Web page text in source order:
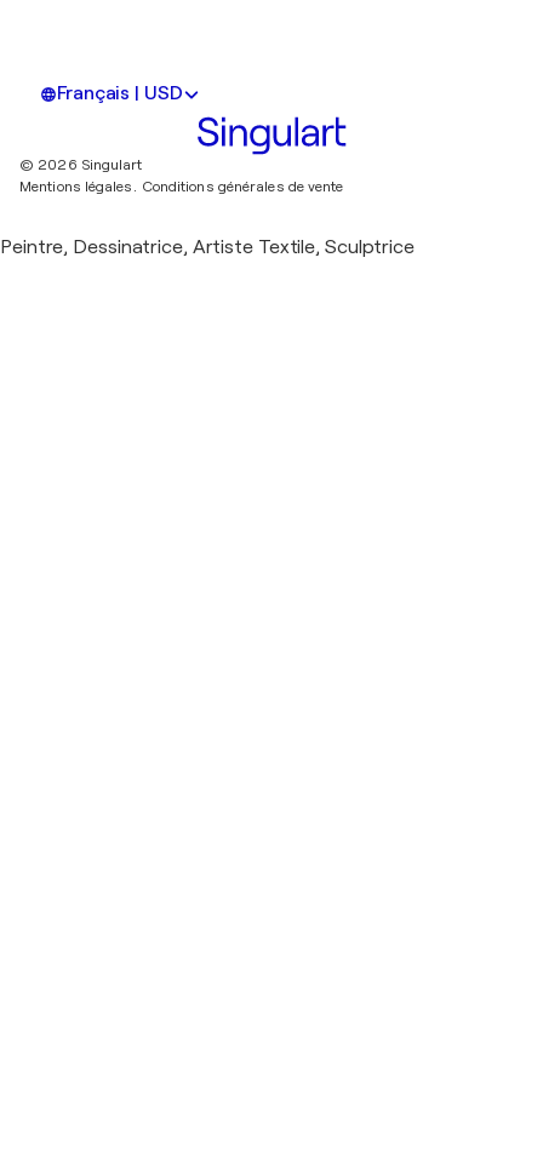
Français | USD
© 2026 Singulart
Mentions légales. Conditions générales de vente
Peintre, Dessinatrice, Artiste Textile, Sculptrice